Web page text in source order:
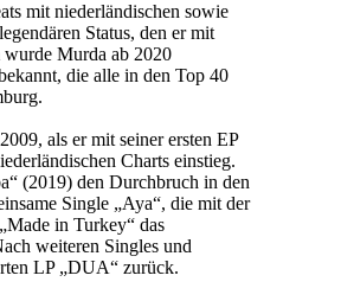
mit niederländischen sowie
Status, den er mit
wurde Murda ab 2020
die alle in den Top 40
als er mit seiner ersten EP
Charts einstieg.
(2019) den Durchbruch in den
Single „Aya“, die mit der
in Turkey“ das
weiteren Singles und
LP „DUA“ zurück.